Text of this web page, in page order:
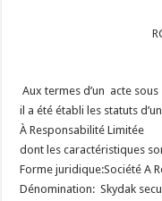
Aux termes d’un acte
il a été établi les statuts
À Responsabilité Limitée
dont les caractéristiques
Forme juridique:Société A
Dénomination: Skydak